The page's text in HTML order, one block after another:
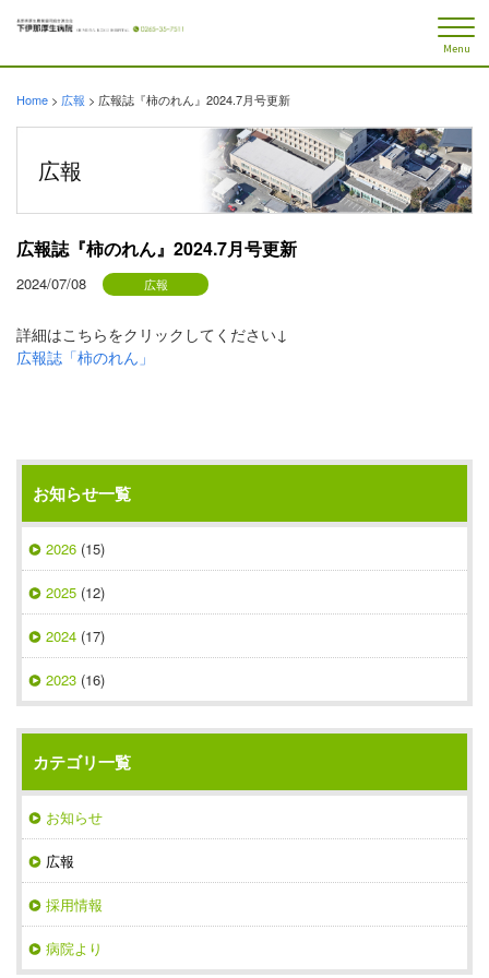
Menu
Home > 広報 > 広報誌『柿のれん』2024.7月号更新
広報
広報誌『柿のれん』2024.7月号更新
2024/07/08 広報
詳細はこちらをクリックしてください↓
広報誌「柿のれん」
お知らせ一覧
2026 (15)
2025 (12)
2024 (17)
2023 (16)
カテゴリ一覧
お知らせ
広報
採用情報
病院より